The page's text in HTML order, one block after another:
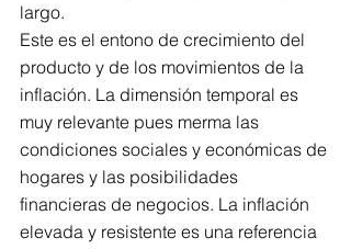
largo.
Este es el entono de crecimiento del
producto y de los movimientos de la
inflación. La dimensión temporal es
muy relevante pues merma las
condiciones sociales y económicas de
hogares y las posibilidades
financieras de negocios. La inflación
elevada y resistente es una referencia